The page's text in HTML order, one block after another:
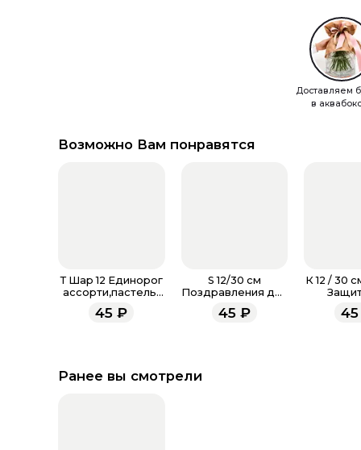
Доставляем
в
Возможно Вам понравятся
Т Шар 12 Единорог
ассорти,пастель-
45 ₽
S 12/30 см
Поздравления для
Пастель
45₽
К 12 / 30
45
Ранее вы смотрели